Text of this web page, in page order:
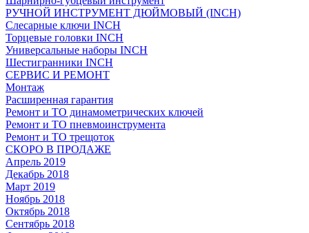
РУЧНОЙ ИНСТРУМЕНТ ДЮЙМОВЫЙ (INCH)
Слесарные ключи INCH
Торцевые головки INCH
Универсальные наборы INCH
Шестигранники INCH
СЕРВИС И РЕМОНТ
Монтаж
Расширенная гарантия
Ремонт и ТО динамометрических ключей
Ремонт и ТО пневмоинструмента
Ремонт и ТО трещоток
СКОРО В ПРОДАЖЕ
Апрель 2019
Декабрь 2018
Март 2019
Ноябрь 2018
Октябрь 2018
Сентябрь 2018